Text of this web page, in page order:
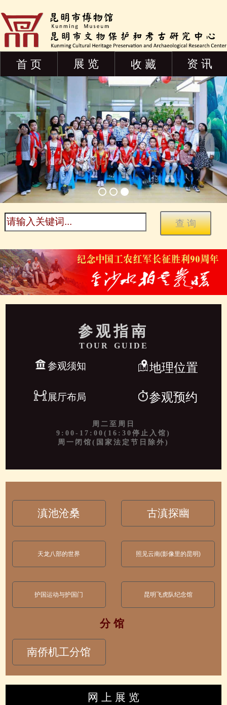
首 页 展 览 收 藏 资 讯
参观指南
TOUR GUIDE
参观须知 地理位置
展厅布局 参观预约
周二至周日
9:00-17:00(16:30停止入馆)
周一闭馆(国家法定节日除外)
滇池沧桑 古滇探幽
天龙八部的世界 照见云南(影像里的昆明)
护国运动与护国门 昆明飞虎队纪念馆
分 馆
南侨机工分馆
网 上 展 览